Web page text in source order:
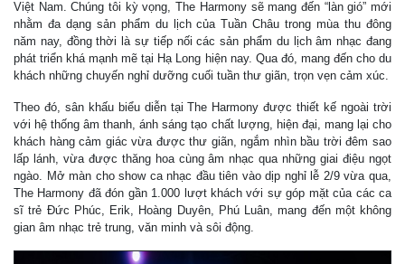
Việt Nam. Chúng tôi kỳ vọng, The Harmony sẽ mang đến “làn gió” mới
nhằm đa dạng sản phẩm du lịch của Tuần Châu trong mùa thu đông
năm nay, đồng thời là sự tiếp nối các sản phẩm du lịch âm nhạc đang
phát triển khá mạnh mẽ tại Hạ Long hiện nay. Qua đó, mang đến cho du
khách những chuyến nghỉ dưỡng cuối tuần thư giãn, trọn vẹn cảm xúc.
Theo đó, sân khấu biểu diễn tại The Harmony được thiết kế ngoài trời
với hệ thống âm thanh, ánh sáng tạo chất lượng, hiện đại, mang lại cho
khách hàng cảm giác vừa được thư giãn, ngắm nhìn bầu trời đêm sao
lấp lánh, vừa được thăng hoa cùng âm nhạc qua những giai điệu ngọt
ngào. Mở màn cho show ca nhạc đầu tiên vào dịp nghỉ lễ 2/9 vừa qua,
The Harmony đã đón gần 1.000 lượt khách với sự góp mặt của các ca
sĩ trẻ Đức Phúc, Erik, Hoàng Duyên, Phú Luân, mang đến một không
gian âm nhạc trẻ trung, văn minh và sôi động.